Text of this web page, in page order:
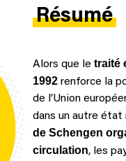
Résumé
Alors que le traité
1992 renforce la
de l’Union
dans un autre état
de Schengen
circulation, les